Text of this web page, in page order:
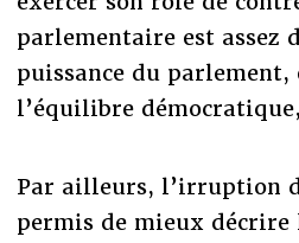
parlementaire est assez
puissance du parlement,
l’équilibre
Par ailleurs, l’irruption
permis de mieux